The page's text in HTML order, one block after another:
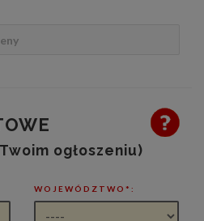
ogłoszeniu)
WOJEWÓDZTWO*: